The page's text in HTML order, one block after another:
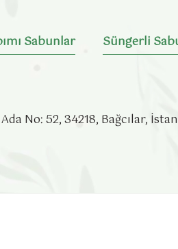
Sabunlar Süngerli
No: 52, 34218, Bağcılar,